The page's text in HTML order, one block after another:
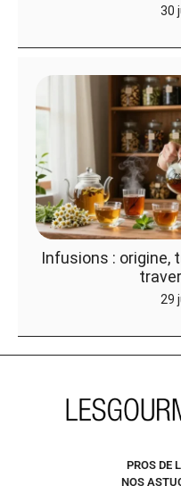
30
Infusions :
29
PROS DE
NOS